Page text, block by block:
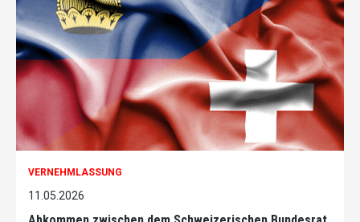
VERNEHMLASSUNG
11.05.2026